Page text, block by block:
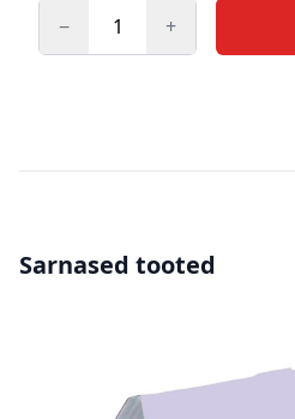
− +
Sarnased tooted